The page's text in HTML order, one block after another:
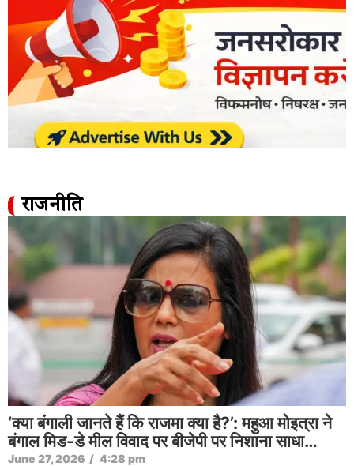
राजनीति
‘क्या बंगाली जानते हैं कि राजमा क्या है?’: महुआ मोइत्रा ने
बंगाल मिड-डे मील विवाद पर बीजेपी पर निशाना साधा…
June 27, 2026 / 4:28 pm